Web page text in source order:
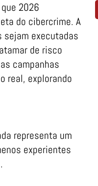
2026
do cibercrime. A
sejam executadas
de risco
campanhas
real, explorando
representa um
experientes